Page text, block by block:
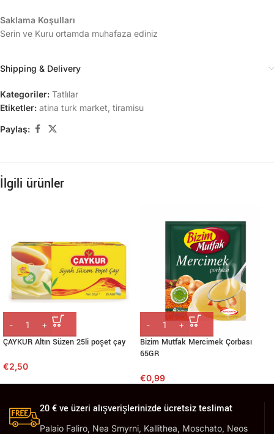
Saklama Koşulları
Serin ve Kuru ortamda muhafaza ediniz
Shipping & Delivery
Kategoriler: Tatlılar
Etiketler: atina turk market tiramisu
Paylaş:
İlgili ürünler
ÇAYKUR Altın Süzen 25li poşet çay
€2,50
Bizim Mutfak Mercimek Çorbası
65GR
€0,99
20 € ve üzeri alışverişlerinizde ücretsiz teslimat
Palaio Faliro, Nea Smyrni, Kallithea, Moschato, Neos